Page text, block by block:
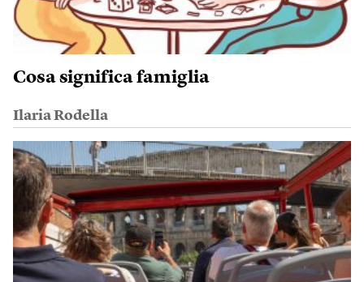
Cosa significa famiglia
Ilaria Rodella